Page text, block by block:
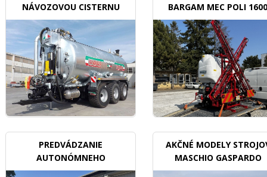
NÁVOZOVOU CISTERNU
BARGAM MEC POLI 1600
BDX
PREDVÁDZANIE
AUTONÓMNEHO
TRAKTORU V SADOCH
AKČNÉ MODELY
MASCHIO GASPARDO